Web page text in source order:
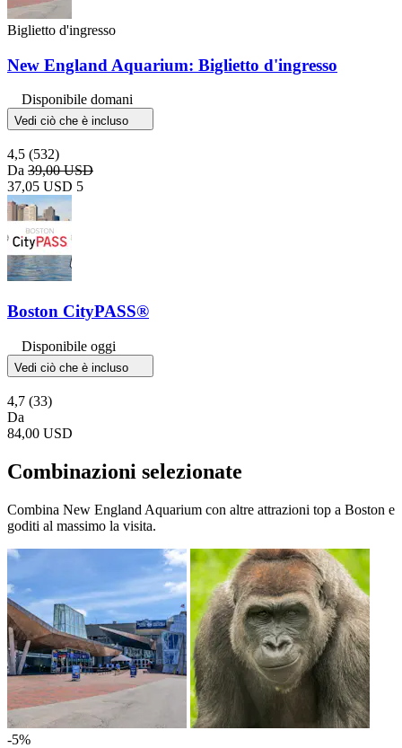
Biglietto d'ingresso
New England Aquarium: Biglietto d'ingresso
Disponibile domani
Vedi ciò che è incluso
4,5 (532)
Da 39,00 USD
37,05 USD 5
Boston CityPASS®
Disponibile oggi
Vedi ciò che è incluso
4,7 (33)
Da
84,00 USD
Combinazioni selezionate
Combina New England Aquarium con altre attrazioni top a Boston e
goditi al massimo la visita.
-5%